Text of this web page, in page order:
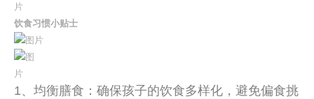
饮食习惯小贴士
1、均衡膳食：确保孩子的饮食多样化，避免偏食挑